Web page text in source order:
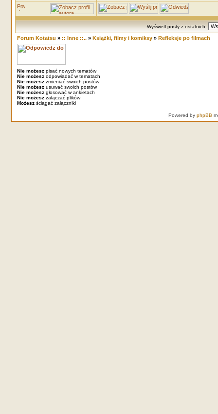
Wyświetl posty z ostatnich:
Forum Kotatsu » :: Inne ::..» Książki, filmy i komiksy» Refleksje po filmach
Nie możeszpisać nowych tematów
Nie możeszodpowiadać w tematach
Nie możeszzmieniać swoich postów
Nie możeszusuwać swoich postów
Nie możeszgłosować w ankietach
Nie możeszzałączać plików
Możeszściągać załączniki
Powered by phpBB